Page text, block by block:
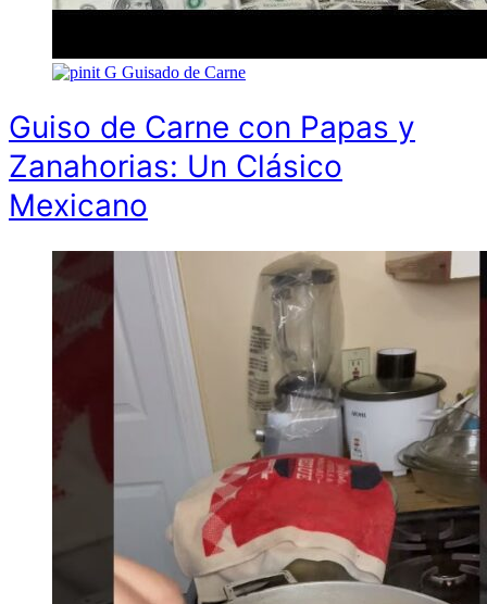
G Guisado de Carne
Guiso de Carne con Papas y
Zanahorias: Un Clásico
Mexicano